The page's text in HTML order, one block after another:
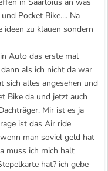
in Saarloius an was
Pocket Bike.... Na
ideen zu klauen sondern
Auto das erste mal
als ich nicht da war
sich alles angesehen und
Bike da und jetzt auch
Mir ist es ja
ist das Air ride
man soviel geld hat
muss ich mich halt
hat? ich gebe